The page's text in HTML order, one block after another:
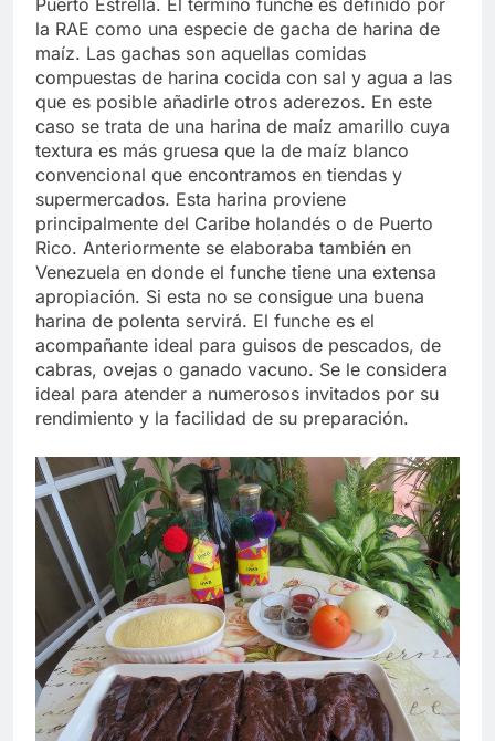
Puerto Estrella. El término funche es definido por
la RAE como una especie de gacha de harina de
maíz. Las gachas son aquellas comidas
compuestas de harina cocida con sal y agua a las
que es posible añadirle otros aderezos. En este
caso se trata de una harina de maíz amarillo cuya
textura es más gruesa que la de maíz blanco
convencional que encontramos en tiendas y
supermercados. Esta harina proviene
principalmente del Caribe holandés o de Puerto
Rico. Anteriormente se elaboraba también en
Venezuela en donde el funche tiene una extensa
apropiación. Si esta no se consigue una buena
harina de polenta servirá. El funche es el
acompañante ideal para guisos de pescados, de
cabras, ovejas o ganado vacuno. Se le considera
ideal para atender a numerosos invitados por su
rendimiento y la facilidad de su preparación.